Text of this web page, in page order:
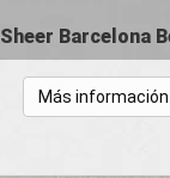
Sheer Barcelona
Más información